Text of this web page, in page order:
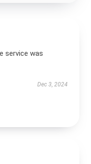
service was
Dec 3, 2024